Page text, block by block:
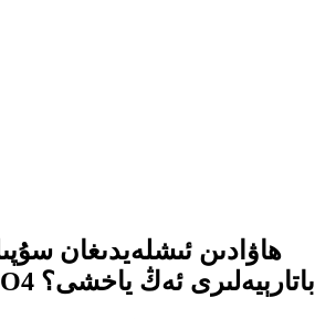
ھاۋادىن ئىشلەيدىغان
قايسى LiFePO4 باتارېيەلىرى ئەڭ ياخشى؟